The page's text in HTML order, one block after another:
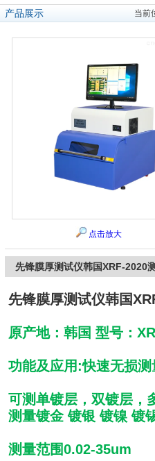
产品展示 当前
点击放大
先锋膜厚测试仪韩国XRF-2020
先锋膜厚测试仪韩国
原产地：韩国 型号：
功能及应用:快速无损
可测单镀层，双镀层，
测量镀金 镀银 镀镍 镀
测量范围0.02-35um